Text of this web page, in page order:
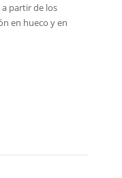
partir de los
en hueco y en